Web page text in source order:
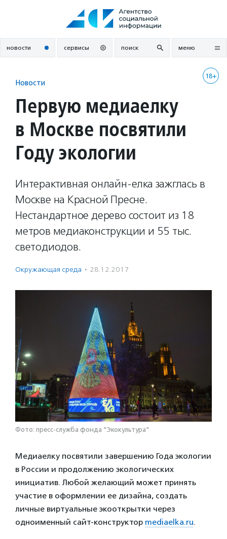
новости сервисы поиск меню
18+
Новости
Первую медиаелку
в Москве посвятили
Году экологии
Интерактивная онлайн-елка зажглась в
Москве на Красной Пресне.
Нестандартное дерево состоит из 18
метров медиаконструкции и 55 тыс.
светодиодов.
Окружающая среда · 28.12.2017
Фото: пресс-служба фонда "Экокультура"
Медиаелку посвятили завершению Года экологии
в России и продолжению экологических
инициатив. Любой желающий может принять
участие в оформлении ее дизайна, создать
личные виртуальные экооткрытки через
одноименный сайт-конструктор mediaelka.ru.